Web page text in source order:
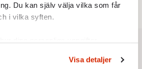
Du kan själv välja vilka som får
i vilka syften.
tillbaka ditt samtycke när som
Visa detaljer